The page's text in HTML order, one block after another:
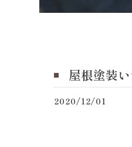
屋根塗装
2020/12/01